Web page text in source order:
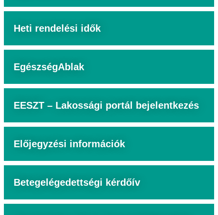
Heti rendelési idők
EgészségAblak
EESZT – Lakossági portál bejelentkezés
Előjegyzési információk
Betegelégedettségi kérdőív